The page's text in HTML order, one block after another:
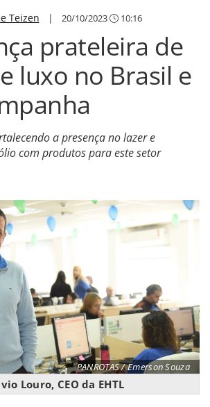
Teizen | 20/10/2023 10:16
prateleira de
luxo no Brasil e
a presença no lazer e
com produtos para este setor
PANROTAS / Emerson Souza
Louro, CEO da EHTL